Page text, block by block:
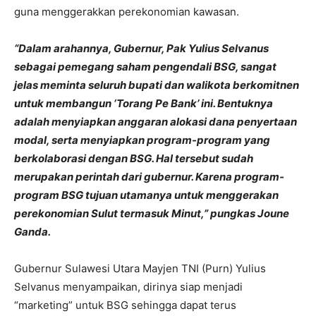
guna menggerakkan perekonomian kawasan.
“Dalam arahannya, Gubernur, Pak Yulius Selvanus
sebagai pemegang saham pengendali BSG, sangat
jelas meminta seluruh bupati dan walikota berkomitnen
untuk membangun ‘Torang Pe Bank’ ini. Bentuknya
adalah menyiapkan anggaran alokasi dana penyertaan
modal, serta menyiapkan program-program yang
berkolaborasi dengan BSG. Hal tersebut sudah
merupakan perintah dari gubernur. Karena program-
program BSG tujuan utamanya untuk menggerakan
perekonomian Sulut termasuk Minut,” pungkas Joune
Ganda.
Gubernur Sulawesi Utara Mayjen TNI (Purn) Yulius
Selvanus menyampaikan, dirinya siap menjadi
“marketing” untuk BSG sehingga dapat terus